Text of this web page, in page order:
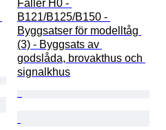
Faller H0 -
B121/B125/B150 -
Byggsatser för modelltåg
(3) - Byggsats av
godslåda, brovakthus och
signalkhus